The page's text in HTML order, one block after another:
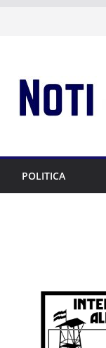
POLITICA